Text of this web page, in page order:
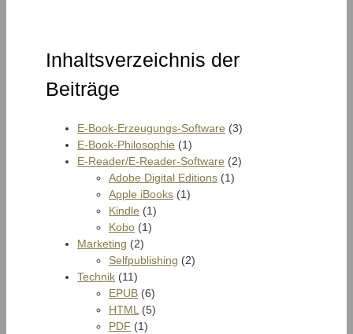
Inhaltsverzeichnis der
Beiträge
E-Book-Erzeugungs-Software (3)
E-Book-Philosophie (1)
E-Reader/E-Reader-Software (2)
Adobe Digital Editions (1)
Apple iBooks (1)
Kindle (1)
Kobo (1)
Marketing (2)
Selfpublishing (2)
Technik (11)
EPUB (6)
HTML (5)
PDF (1)